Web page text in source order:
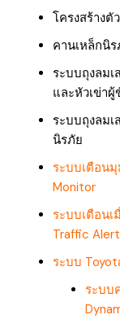
โครงสร้างตั
คานเหล็กนิ
ระบบถุงลม
และหัวเข่าผู้
ระบบถุงลม
นิรภัย
ระบบเตือน
Monitor
ระบบเตือน
Traffic Alert
ระบบ
ระบบ